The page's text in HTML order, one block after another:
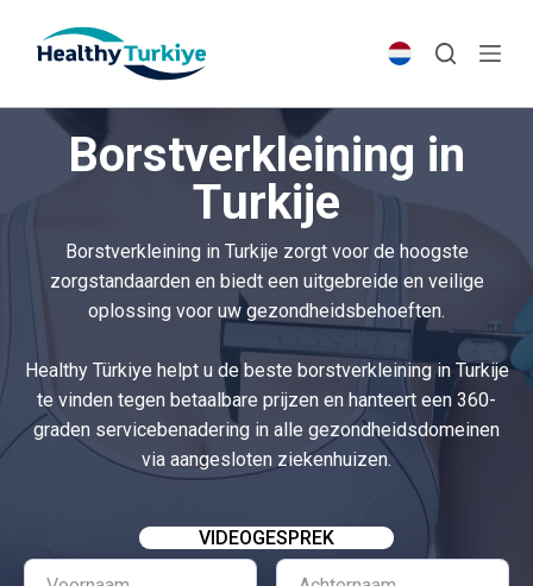
p
t
Borstverkleining in
Turkije
Borstverkleining in Turkije zorgt voor de hoogste
zorgstandaarden en biedt een uitgebreide en veilige
oplossing voor uw gezondheidsbehoeften.
Healthy Türkiye helpt u de beste borstverkleining in Turkije
te vinden tegen betaalbare prijzen en hanteert een 360-
graden servicebenadering in alle gezondheidsdomeinen
via aangesloten ziekenhuizen.
VIDEOGESPREK